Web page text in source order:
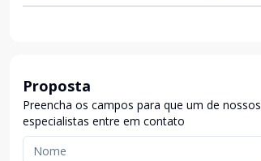
Proposta
Preencha os campos para que um de nossos
especialistas entre em contato